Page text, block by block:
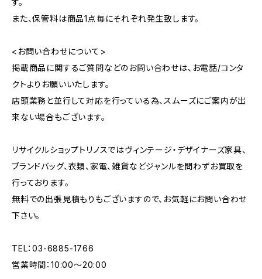
す。
また、保管料は商品1点毎にそれぞれ発生致します。
<お問い合わせについて>
掲載商品に関するご質問などのお問い合わせは、お電話/コンタ
クトよりお願いいたします。
店頭業務と並行して対応を行っている為、スムーズにご案内が出
来ない場合もございます。
リサイクルショップトリノスではヴィンテージ・デザイナーズ家具、
ブランドバッグ、衣類、家電、雑貨などジャンルを問わずお買取を
行っております。
無料での出張見積もりもございますので、お気軽にお問い合わせ
下さい。
TEL：03-6885-1766
営業時間：10:00〜20:00